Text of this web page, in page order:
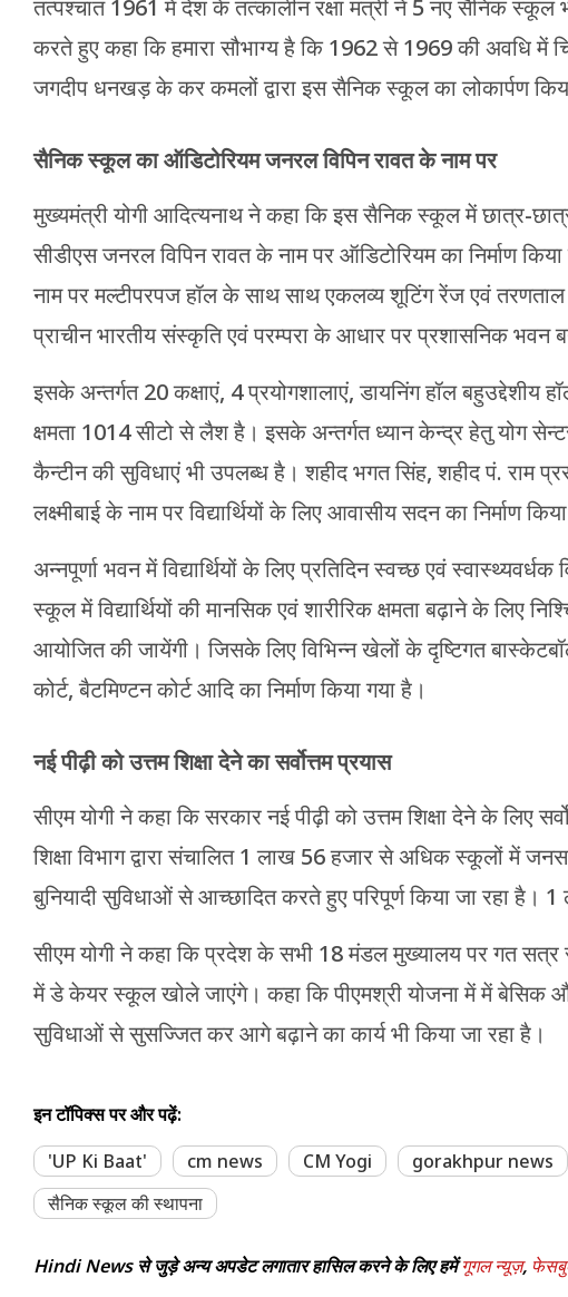
तत्पश्चात 1961 में देश के तत्कालीन रक्षा मंत्री ने 5 नए सैनिक स्कूल
करते हुए कहा कि हमारा सौभाग्य है कि 1962 से 1969 की अवधि में
जगदीप धनखड़ के कर कमलों द्वारा इस सैनिक स्कूल का लोकार्पण
सैनिक स्कूल का ऑडिटोरियम जनरल विपिन रावत के नाम पर
मुख्यमंत्री योगी आदित्यनाथ ने कहा कि इस सैनिक स्कूल में
सीडीएस जनरल विपिन रावत के नाम पर ऑडिटोरियम का निर्माण
नाम पर मल्टीपरपज हॉल के साथ साथ एकलव्य शूटिंग रेंज एवं तरणताल
प्राचीन भारतीय संस्कृति एवं परम्परा के आधार पर प्रशासनिक भवन
इसके अन्तर्गत 20 कक्षाएं, 4 प्रयोगशालाएं, डायनिंग हॉल बहुउद्देशीय
क्षमता 1014 सीटो से लैश है। इसके अन्तर्गत ध्यान केन्द्र हेतु योग
कैन्टीन की सुविधाएं भी उपलब्ध है। शहीद भगत सिंह, शहीद पं. राम
लक्ष्मीबाई के नाम पर विद्यार्थियों के लिए आवासीय सदन का निर्माण
अन्नपूर्णा भवन में विद्यार्थियों के लिए प्रतिदिन स्वच्छ एवं
स्कूल में विद्यार्थियों की मानसिक एवं शारीरिक क्षमता बढ़ाने के लिए
आयोजित की जायेंगी। जिसके लिए विभिन्न खेलों के दृष्टिगत
कोर्ट, बैटमिण्टन कोर्ट आदि का निर्माण किया गया है।
नई पीढ़ी को उत्तम शिक्षा देने का सर्वोत्तम प्रयास
सीएम योगी ने कहा कि सरकार नई पीढ़ी को उत्तम शिक्षा देने के लिए
शिक्षा विभाग द्वारा संचालित 1 लाख 56 हजार से अधिक स्कूलों में
बुनियादी सुविधाओं से आच्छादित करते हुए परिपूर्ण किया जा रहा है।
सीएम योगी ने कहा कि प्रदेश के सभी 18 मंडल मुख्यालय पर गत
में डे केयर स्कूल खोले जाएंगे। कहा कि पीएमश्री योजना में में बेसिक
सुविधाओं से सुसज्जित कर आगे बढ़ाने का कार्य भी किया जा रहा है।
इन टॉपिक्स पर और पढ़ें:
'UP Ki Baat'
cm news CM Yogi gorakhpur news
सैनिक स्कूल की स्थापना
Hindi News से जुड़े अन्य अपडेट लगातार हासिल करने के लिए हमेंगूगल न्यूज़,